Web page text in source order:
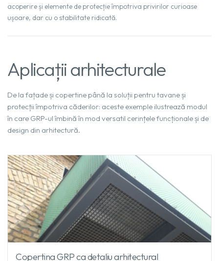
acoperire și elemente de protecție împotriva privirilor curioase
ușoare, dar cu o stabilitate ridicată.
Aplicații arhitecturale
De la fațade și copertine până la soluții pentru tavane și
protecții împotriva căderilor: aceste exemple ilustrează modul
în care GRP-ul îmbină în mod versatil cerințele funcționale și de
design din arhitectură.
Copertina GRP ca detaliu arhitectural